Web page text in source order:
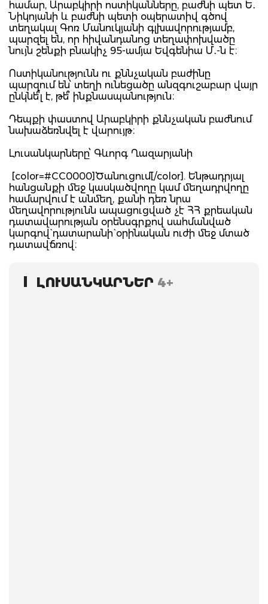
համար, Արաբկիրի ոստիկանները, բաժնի պետ Ե․
Նիկոյանի և բաժնի պետի օպերատիվ գծով
տեղակալ Գոռ Մանուկյանի գլխավորությամբ,
պարզել են, որ հիվանդանոց տեղափոխվածը
նույն շենքի բնակիչ 95-ամյա Եվգենիա Մ․-ն է։
Ոստիկանությունն ու քննչական բաժինը
պարզում են՝ տեղի ունեցածը անզգուշաբար վայր
ընկնե՞լ է, թե՞ ինքնասպանություն։
Դեպքի փաստով Արաբկիրի քննչական բաժնում
նախաձեռնվել է վարույթ։
Լուսանկարները՝ Գևորգ Ղազարյանի
[color=#CC0000]Ծանուցում[/color]. Ենթադրյալ
հանցանքի մեջ կասկածվողը կամ մեղադրվողը
համարվում է անմեղ, քանի դեռ նրա
մեղավորությունն ապացուցված չէ ՀՀ քրեական
դատավարության օրենսգրքով սահմանված
կարգով` դատարանի` օրինական ուժի մեջ մտած
դատավճռով։
ԼՈՒՍԱՆԿԱՐՆԵՐ 4+